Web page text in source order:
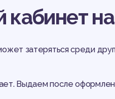
затеряться среди
Выдаем после